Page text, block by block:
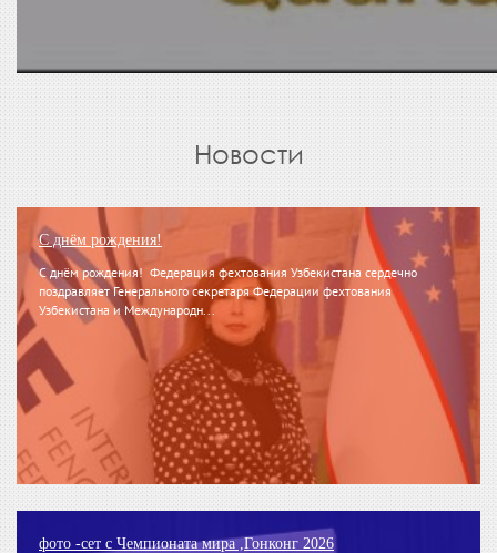
Новости
С днём рождения!
С днём рождения! Федерация фехтования Узбекистана сердечно
поздравляет Генерального секретаря Федерации фехтования
Узбекистана и Международн...
фото -сет с Чемпионата мира ,Гонконг 2026